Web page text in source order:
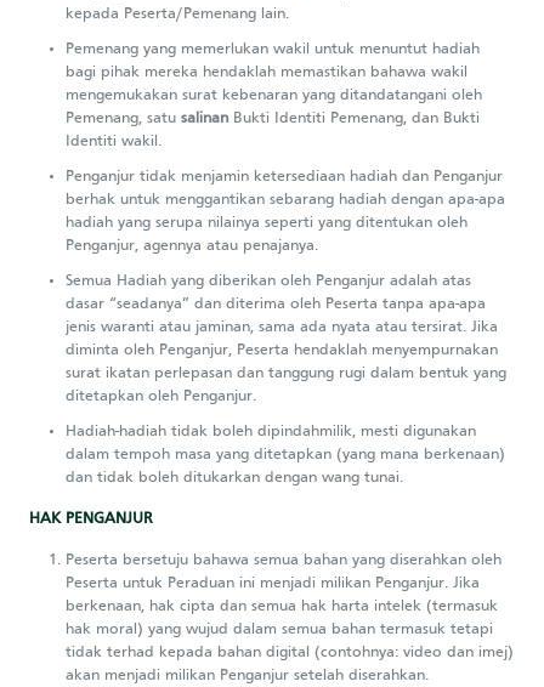
kepada Peserta/Pemenang lain.
Pemenang yang memerlukan wakil untuk menuntut hadiah
bagi pihak mereka hendaklah memastikan bahawa wakil
mengemukakan surat kebenaran yang ditandatangani oleh
Pemenang, satusalinan Bukti Identiti Pemenang, dan Bukti
Identiti wakil.
Penganjur tidak menjamin ketersediaan hadiah dan Penganjur
berhak untuk menggantikan sebarang hadiah dengan apa-apa
hadiah yang serupa nilainya seperti yang ditentukan oleh
Penganjur, agennya atau penajanya.
Semua Hadiah yang diberikan oleh Penganjur adalah atas
dasar “seadanya” dan diterima oleh Peserta tanpa apa-apa
jenis waranti atau jaminan, sama ada nyata atau tersirat. Jika
diminta oleh Penganjur, Peserta hendaklah menyempurnakan
surat ikatan perlepasan dan tanggung rugi dalam bentuk yang
ditetapkan oleh Penganjur.
Hadiah-hadiah tidak boleh dipindahmilik, mesti digunakan
dalam tempoh masa yang ditetapkan (yang mana berkenaan)
dan tidak boleh ditukarkan dengan wang tunai.
HAK PENGANJUR
Peserta bersetuju bahawa semua bahan yang diserahkan oleh
Peserta untuk Peraduan ini menjadi milikan Penganjur. Jika
berkenaan, hak cipta dan semua hak harta intelek (termasuk
hak moral) yang wujud dalam semua bahan termasuk tetapi
tidak terhad kepada bahan digital (contohnya: video dan imej)
akan menjadi milikan Penganjur setelah diserahkan.